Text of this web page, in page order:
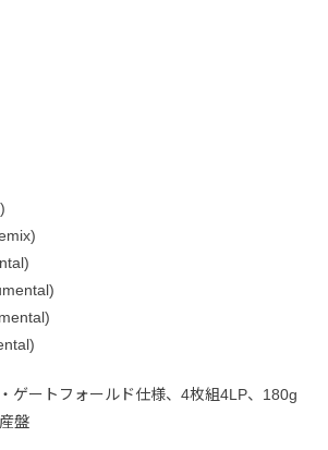
ゲートフォールド仕様、4枚組4LP、180g
盤